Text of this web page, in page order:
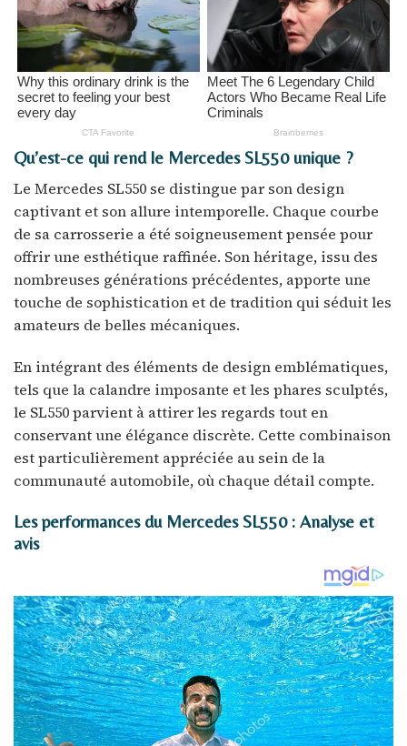
Qu’est-ce qui rend le Mercedes SL550 unique ?
Le Mercedes SL550 se distingue par son design
captivant et son allure intemporelle. Chaque courbe
de sa carrosserie a été soigneusement pensée pour
offrir une esthétique raffinée. Son héritage, issu des
nombreuses générations précédentes, apporte une
touche de sophistication et de tradition qui séduit les
amateurs de belles mécaniques.
En intégrant des éléments de design emblématiques,
tels que la calandre imposante et les phares sculptés,
le SL550 parvient à attirer les regards tout en
conservant une élégance discrète. Cette combinaison
est particulièrement appréciée au sein de la
communauté automobile, où chaque détail compte.
Les performances du Mercedes SL550 : Analyse et
avis